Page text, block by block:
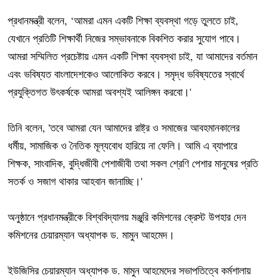
প্রধানমন্ত্রী বলেন, ‘আমরা এমন একটি শিক্ষা ব্যবস্থা গড়ে তুলতে চাই,
যেখানে প্রতিটি শিক্ষার্থী নিজের সম্ভাবনাকে বিকশিত করার সুযোগ পাবে।
আমরা সম্মিলিত প্রচেষ্টায় এমন একটি শিক্ষা ব্যবস্থা চাই, যা আমাদের বর্তমান
এবং ভবিষ্যত বাংলাদেশকেও আলোকিত করবে। সমৃদ্ধ ভবিষ্যতের স্বার্থে
প্রযুক্তিগত উৎকর্ষকে আমরা অবশ্যই আলিঙ্গন করবো।'
তিনি বলেন, 'তবে আমরা যেন আমাদের রাষ্ট্র ও সমাজের আবহমানকালের
ধর্মীয়, সামাজিক ও নৈতিক মূল্যবোধ হারিয়ে না ফেলি। আমি এ ব্যাপারে
শিক্ষক, সাংবাদিক, বুদ্ধিজীবী পেশাজীবী তথা সকল শ্রেণি পেশার মানুষের প্রতি
সতর্ক ও সজাগ থাকার আহবান জানাচ্ছি।'
অনুষ্ঠানে প্রধানমন্ত্রীকে বিশ্ববিদ্যালয় মঞ্জুরি কমিশনের ক্রেস্ট উপহার দেন
কমিশনের চেয়ারম্যান অধ্যাপক ড. মামুন আহমেদ।
ইউজিসির চেয়ারম্যান অধ্যাপক ড. মামুন আহমেদের সভাপতিত্বে কর্মশালায়